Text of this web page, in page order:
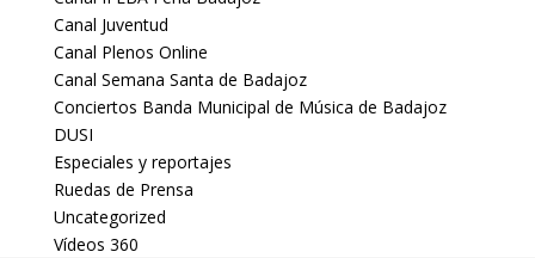
Canal Juventud
Canal Plenos Online
Canal Semana Santa de Badajoz
Conciertos Banda Municipal de Música de Badajoz
DUSI
Especiales y reportajes
Ruedas de Prensa
Uncategorized
Vídeos 360